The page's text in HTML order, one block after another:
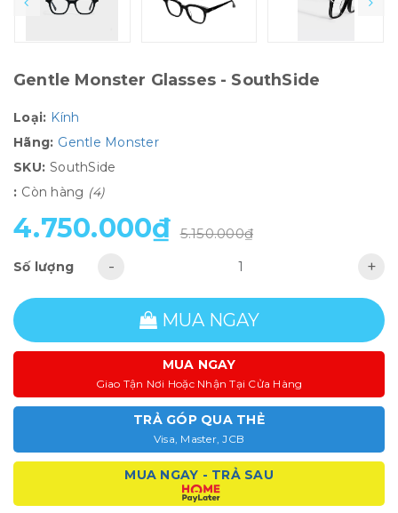
Gentle Monster Glasses - SouthSide
Loại: Kính
Hãng: Gentle Monster
SKU: SouthSide
: Còn hàng (4)
4.750.000₫ 5.150.000₫
Số lượng - +
MUA NGAY
MUA NGAY
Giao Tận Nơi Hoặc Nhận Tại Cửa Hàng
TRẢ GÓP QUA THẺ
Visa, Master, JCB
MUA NGAY - TRẢ SAU